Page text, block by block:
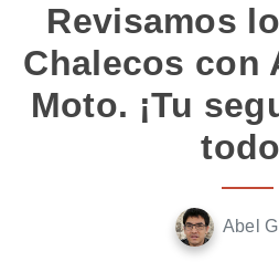
Revisamos
Chalecos con
Moto. ¡Tu
Abel